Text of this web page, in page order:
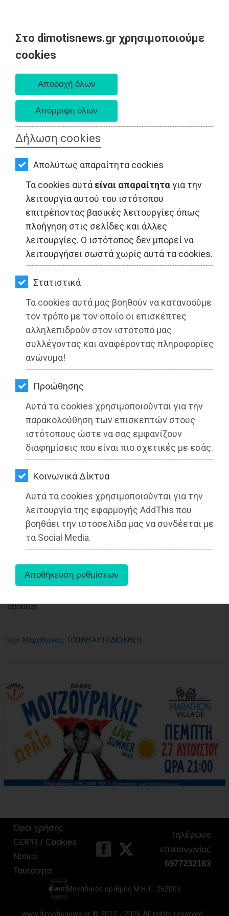
Στο dimotisnews.gr χρησιμοποιούμε
cookies
Δήλωση cookies
Απολύτως απαραίτητα cookies
Τα cookies αυτά είναι απαραίτηταγια την
λειτουργία αυτού του ιστότοπου
επιτρέποντας βασικές λειτουργίες όπως
πλοήγηση στις σελίδες και άλλες
λειτουργίες. Ο ιστότοπος δεν μπορεί να
λειτουργήσει σωστά χωρίς αυτά τα cookies.
Στατιστικά
Τα cookies αυτά μας βοηθούν να κατανοούμε
τον τρόπο με τον οποίο οι επισκέπτες
αλληλεπιδρούν στον ιστότοπό μας
συλλέγοντας και αναφέροντας πληροφορίες
ανώνυμα!
Προώθησης
Αυτά τα cookies χρησιμοποιούνται για την
παρακολούθηση των επισκεπτών στους
ιστότοπους ώστε να σας εμφανίζουν
διαφημίσεις που είναι πιο σχετικές με εσάς.
Kοινωνικά Δίκτυα
Αυτά τα cookies χρησιμοποιούνται για την
λειτουργία της εφαρμογής AddThis που
βοηθάει την ιστοσελίδα μας να συνδέεται με
τα Social Media.
AΡΧΙΚΗ
ΕΙΔΗΣΕΙΣ
ΠΟΛΙΤΙΚΗ
ΤΟΠΙΚΗ
ΑΥΤΟΔΙΟΙΚΗΣΗ
ΟΙΚΟΝΟΜΙΑ
ΑΘΛΗΤΙΣΜΟΣ
ΠΟΛΙΤΙΣΜΟΣ
ΣΠΙΤΙ-
ΚΗΠΟΣ
ΥΓΕΙΑ
LIFESTYLE
ΤΑΞΙΔΙΑ
ΕΞΟΔΟΣ
ΠΕΡΙΒΑΛΛΟΝ
ΚΑΤΟΙΚΙΔΙΟ
ΑΓΓΕΛΙΕΣ
ΕΦΗΜΕΡΙΔΕΣ
OΔΗΓΟΣ
ΑΓΟΡΑΣ
ΨΙΘΥΡΟΙ
ΑΠΟΣΤΟΛΗ
ΑΡΘΡΩΝ
ΚΕΔΜΑ: Διευκρινήσεις σχετικά με
την λειτουργία του Κολυμβητηρίου
στο Πολιτιστικό & Αθλητικό Πάρκο
aboutus
Tags: Μαραθώνας, ΤΟΠΙΚΗ ΑΥΤΟΔΙΟΙΚΗΣΗ,
Όροι χρήσης
GDPR / Cookies
Notice
Ταυτότητα
Τηλέφωνο
επικοινωνίας
6977232183
Μοναδικός αριθμός Μ.Η.Τ.: 262003
www.dimotisnews.gr © 2012 - 2026 All rights reserved